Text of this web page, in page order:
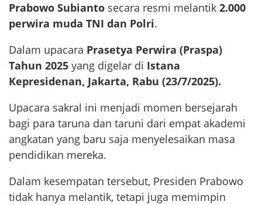
Prabowo Subianto secara resmi melantik 2.000
perwira muda TNI dan Polri.
Dalam upacara Prasetya Perwira (Praspa)
Tahun 2025 yang digelar di Istana
Kepresidenan, Jakarta, Rabu (23/7/2025).
Upacara sakral ini menjadi momen bersejarah
bagi para taruna dan taruni dari empat akademi
angkatan yang baru saja menyelesaikan masa
pendidikan mereka.
Dalam kesempatan tersebut, Presiden Prabowo
tidak hanya melantik, tetapi juga memimpin